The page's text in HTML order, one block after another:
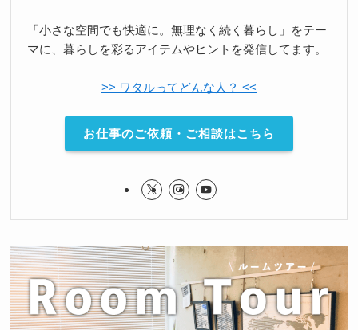
「小さな空間でも快適に。無理なく続く暮らし」をテー
マに、暮らしを彩るアイテムやヒントを発信してます。
>> ワタルってどんな人？ <<
お仕事のご依頼・ご相談はこちら